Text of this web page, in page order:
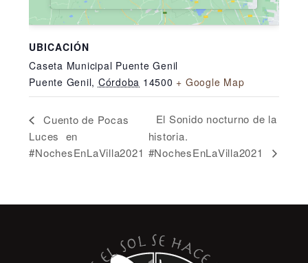
UBICACIÓN
Caseta Municipal Puente Genil
Puente Genil, Córdoba 14500 + Google Map
Cuento de Pocas
Luces en
#NochesEnLaVilla2021
El Sonido nocturno de la
historia.
#NochesEnLaVilla2021